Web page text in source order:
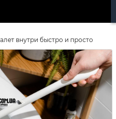
внутри быстро и просто